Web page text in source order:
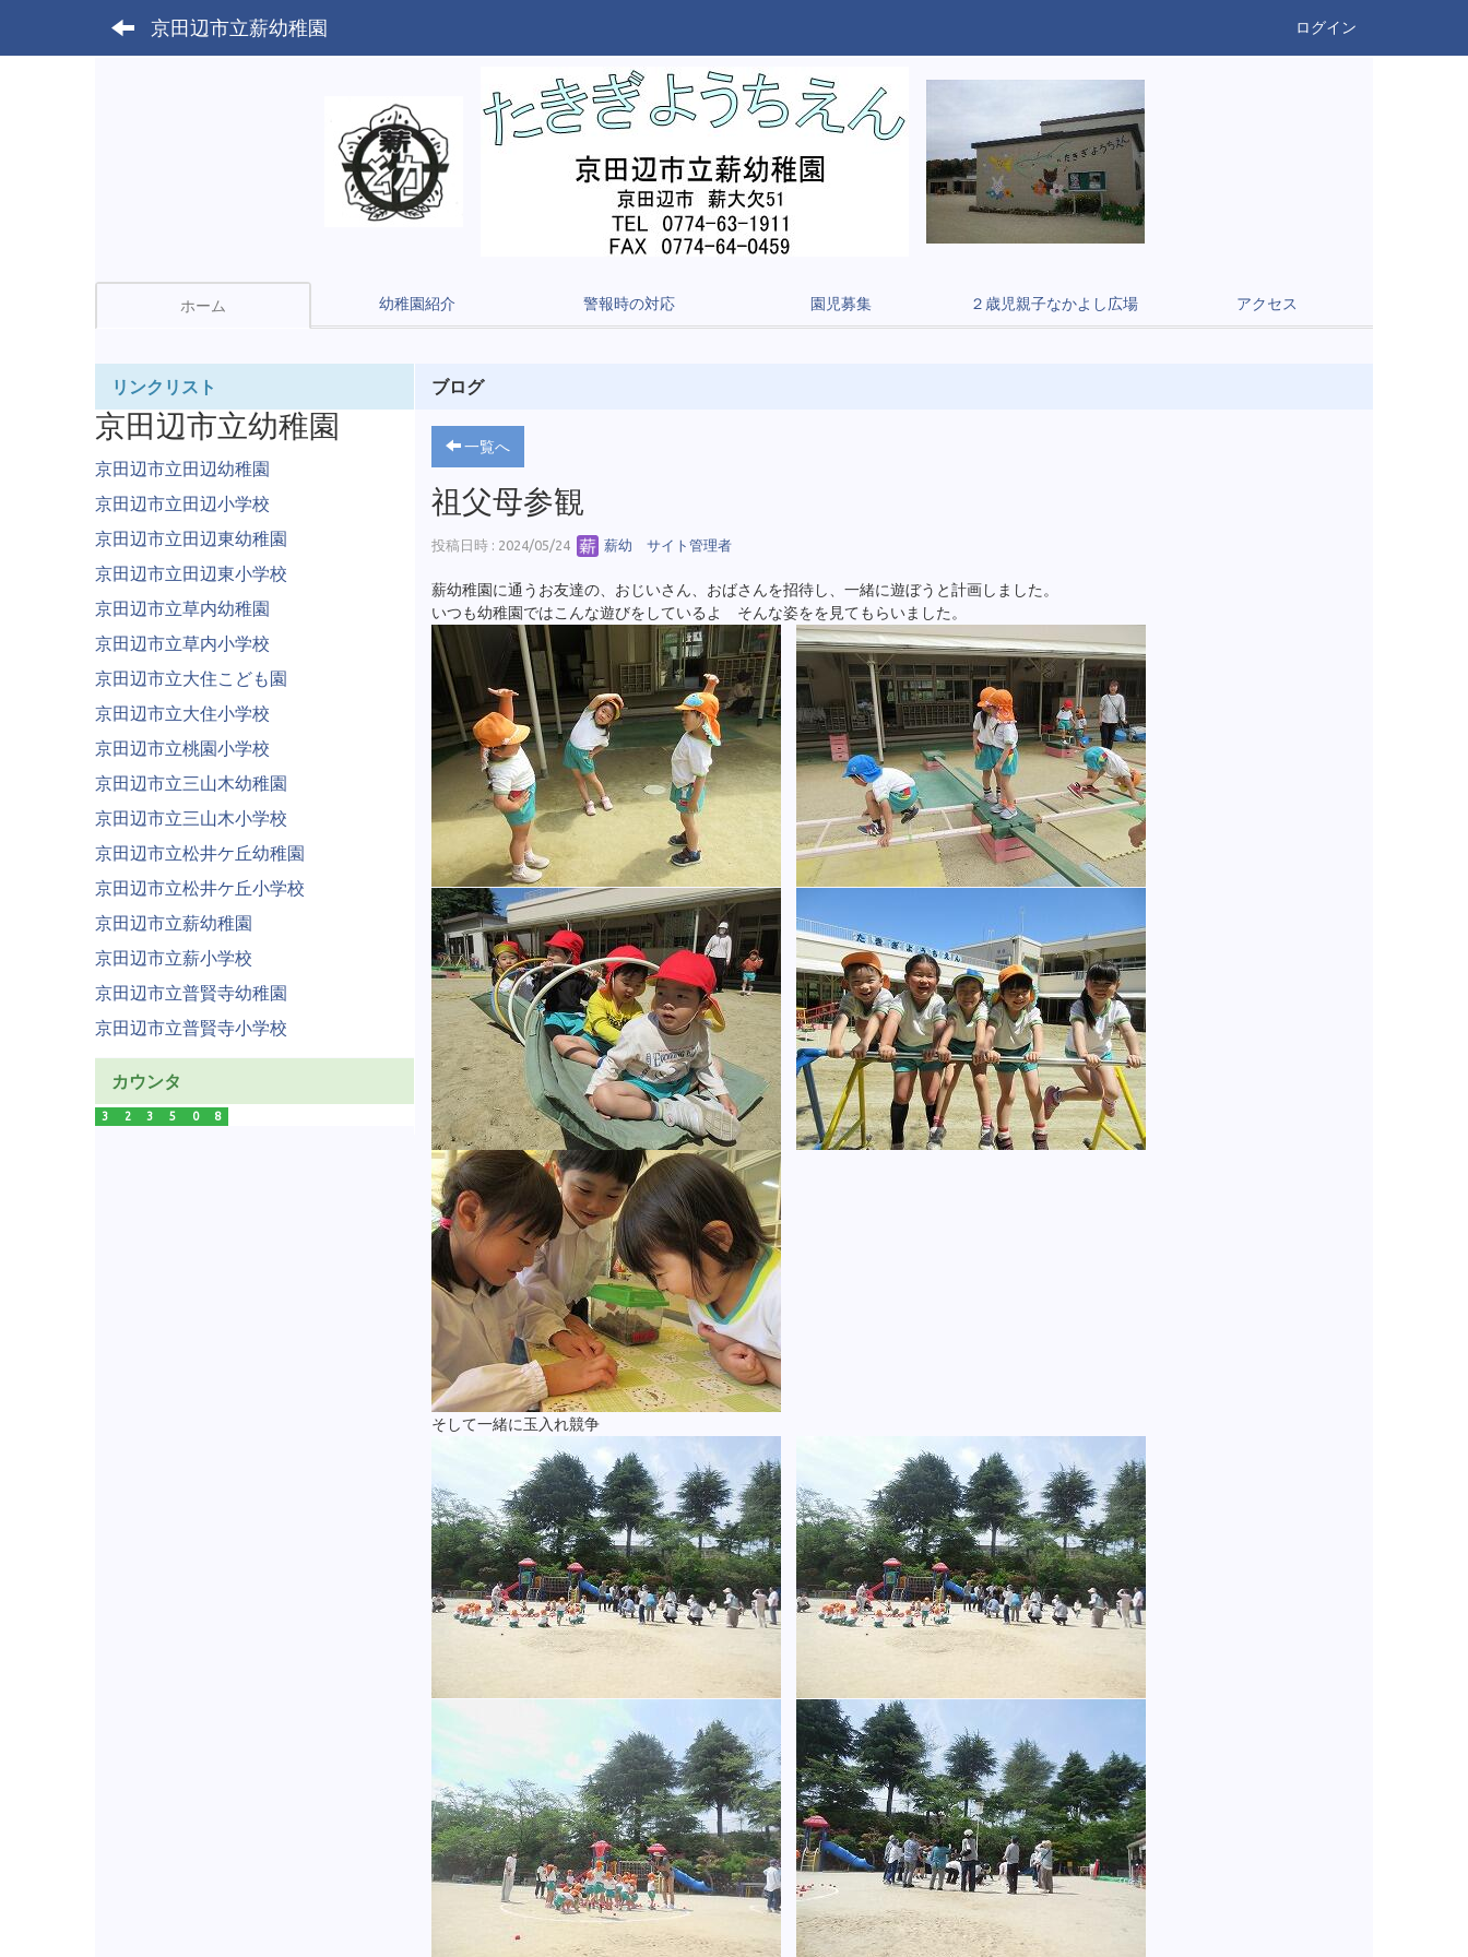
京田辺市立薪幼稚園 ログイン
ホーム 幼稚園紹介 警報時の対応 園児募集 ２歳児親子なかよし広場 アクセス
ブログ
一覧へ
祖父母参観
投稿日時 : 2024/05/24 薪幼 サイト管理者
薪幼稚園に通うお友達の、おじいさん、おばさんを招待し、一緒に遊ぼうと計画しました。
いつも幼稚園ではこんな遊びをしているよ そんな姿をを見てもらいました。
そして一緒に玉入れ競争
リンクリスト
京田辺市立幼稚園
京田辺市立田辺幼稚園
京田辺市立田辺小学校
京田辺市立田辺東幼稚園
京田辺市立田辺東小学校
京田辺市立草内幼稚園
京田辺市立草内小学校
京田辺市立大住こども園
京田辺市立大住小学校
京田辺市立桃園小学校
京田辺市立三山木幼稚園
京田辺市立三山木小学校
京田辺市立松井ケ丘幼稚園
京田辺市立松井ケ丘小学校
京田辺市立薪幼稚園
京田辺市立薪小学校
京田辺市立普賢寺幼稚園
京田辺市立普賢寺小学校
カウンタ
3 2 3 5 0 8